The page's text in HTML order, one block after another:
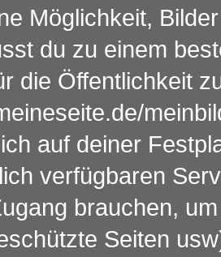
Möglichkeit,
du zu einem
die Öffentlichkeit
auf deiner
verfügbaren
brauchen,
Seiten